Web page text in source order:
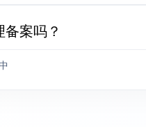
案吗？